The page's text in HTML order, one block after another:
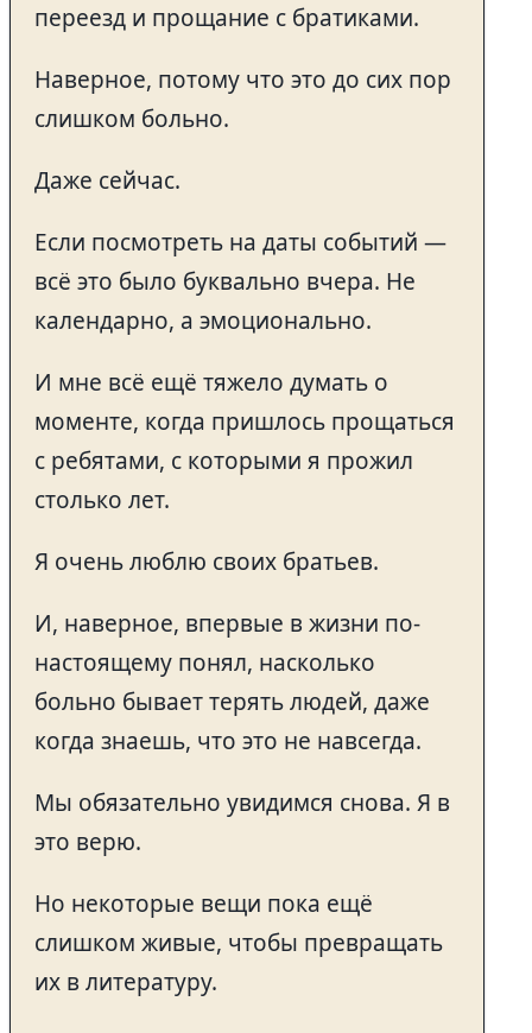
переезд и прощание с братиками.
Наверное, потому что это до сих пор
слишком больно.
Даже сейчас.
Если посмотреть на даты событий —
всё это было буквально вчера. Не
календарно, а эмоционально.
И мне всё ещё тяжело думать о
моменте, когда пришлось прощаться
с ребятами, с которыми я прожил
столько лет.
Я очень люблю своих братьев.
И, наверное, впервые в жизни по-
настоящему понял, насколько
больно бывает терять людей, даже
когда знаешь, что это не навсегда.
Мы обязательно увидимся снова. Я в
это верю.
Но некоторые вещи пока ещё
слишком живые, чтобы превращать
их в литературу.